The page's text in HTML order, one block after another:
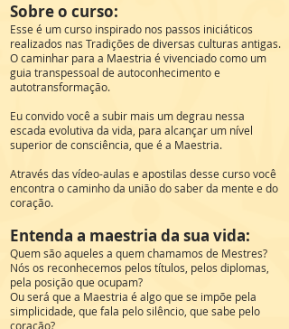
Sobre o curso:
Esse é um curso inspirado nos passos iniciáticos
realizados nas Tradições de diversas culturas antigas.
O caminhar para a Maestria é vivenciado como um
guia transpessoal de autoconhecimento e
autotransformação.
Eu convido você a subir mais um degrau nessa
escada evolutiva da vida, para alcançar um nível
superior de consciência, que é a Maestria.
Através das vídeo-aulas e apostilas desse curso você
encontra o caminho da união do saber da mente e do
coração.
Entenda a maestria da sua vida:
Quem são aqueles a quem chamamos de Mestres?
Nós os reconhecemos pelos títulos, pelos diplomas,
pela posição que ocupam?
Ou será que a Maestria é algo que se impõe pela
simplicidade, que fala pelo silêncio, que sabe pelo
coração?